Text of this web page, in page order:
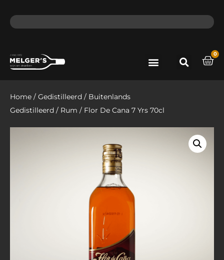
0
Home / Gedistilleerd / Buitenlands
Gedistilleerd / Rum / Flor De Cana 7 Yrs 70cl